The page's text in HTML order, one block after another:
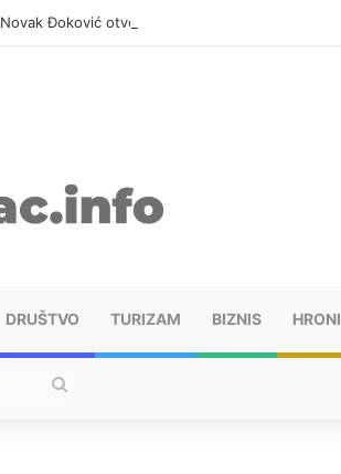
Novak Đoković otvorio dušu: “Taj poraz me uništio”
DRUŠTVO TURIZAM BIZNIS